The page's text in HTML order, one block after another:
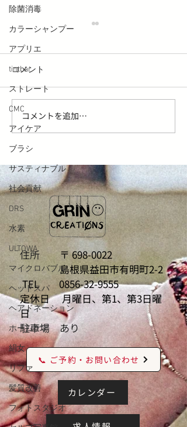
除菌消毒
カラーシャンプー
アプリエ
tintbar
ストレート
CMC
アイケア
ブラシ
サスティナブル
社会貢献
DRS
水素
ULTOWA
マイクロバブル
ヘッドスパ
ヘアドネーション
ホームケア
絹女
リファ
髪質改善
フォトスタジオ
ステラボーテ ビューティ
フェイススティック Rinと
2.0の違い｜選び方を美容
コメント
コメントを追加…
住所 〒698-0022
島根県益田市有明町2-2
TEL0856-32-9555
定休日 月曜日、第1、第3日曜
日
駐車場 あり
📞 ご予約・お問い合わせ
カレンダー